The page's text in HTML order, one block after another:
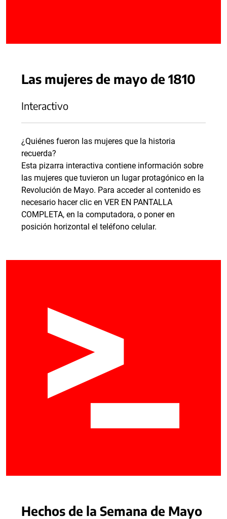
Las mujeres de mayo de 1810
Interactivo
¿Quiénes fueron las mujeres que la historia
recuerda?
Esta pizarra interactiva contiene información sobre
las mujeres que tuvieron un lugar protagónico en la
Revolución de Mayo. Para acceder al contenido es
necesario hacer clic en VER EN PANTALLA
COMPLETA, en la computadora, o poner en
posición horizontal el teléfono celular.
Hechos de la Semana de Mayo